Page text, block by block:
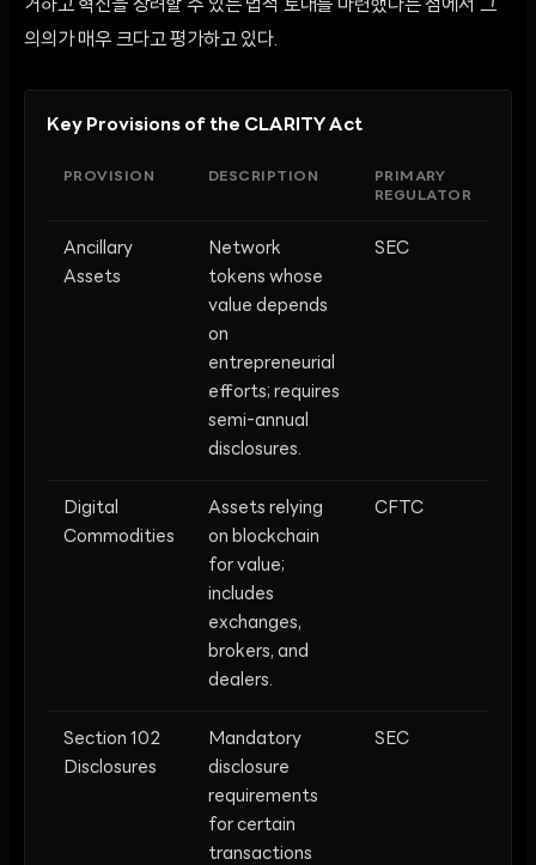
거하고 혁신을 장려할 수 있는 법적 토대를 마련했다는 점에서 그
의의가 매우 크다고 평가하고 있다.
Key Provisions of the CLARITY Act
PROVISION DESCRIPTION
PRIMARY
REGULATOR
Ancillary
Assets
Network
tokens whose
value depends
on
entrepreneurial
efforts; requires
semi-annual
disclosures.
SEC
Digital
Commodities
Assets relying
on blockchain
for value;
includes
exchanges,
brokers, and
dealers.
CFTC
Section 102
Disclosures
Mandatory
disclosure
requirements
for certain
transactions
SEC